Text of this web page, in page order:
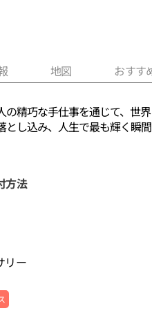
地図 おすす
の精巧な手仕事を通じて、世
し込み、人生で最も輝く瞬
方法
リー